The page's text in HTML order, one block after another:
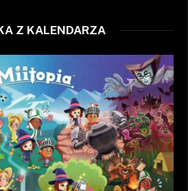
Z KALENDARZA